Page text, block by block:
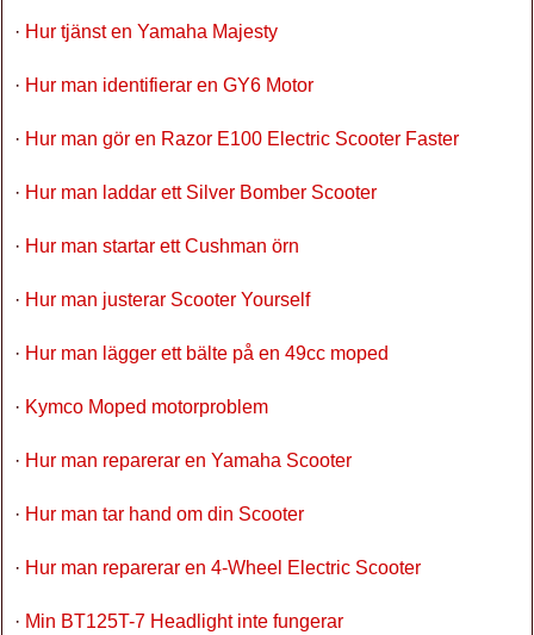
· Hur tjänst en Yamaha Majesty
· Hur man identifierar en GY6 Motor
· Hur man gör en Razor E100 Electric Scooter Faster
· Hur man laddar ett Silver Bomber Scooter
· Hur man startar ett Cushman örn
· Hur man justerar Scooter Yourself
· Hur man lägger ett bälte på en 49cc moped
· Kymco Moped motorproblem
· Hur man reparerar en Yamaha Scooter
· Hur man tar hand om din Scooter
· Hur man reparerar en 4-Wheel Electric Scooter
· Min BT125T-7 Headlight inte fungerar